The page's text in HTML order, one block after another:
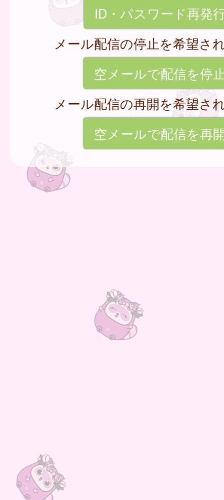
ID・パスワード再発
メール配信の停止を希望さ
空メールで配信を停
メール配信の再開を希望さ
空メールで配信を再